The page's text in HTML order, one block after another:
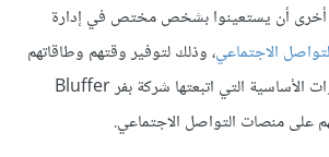
أن يستعينوا بشخص مختص في إدارة
الاجتماعي، وذلك لتوفير وقتهم وطاقاتهم
الإبداعية. وإليك الخطوات الأساسية التي اتبعتها شركة بفر Bluffer
على منصات التواصل الاجتماعي.